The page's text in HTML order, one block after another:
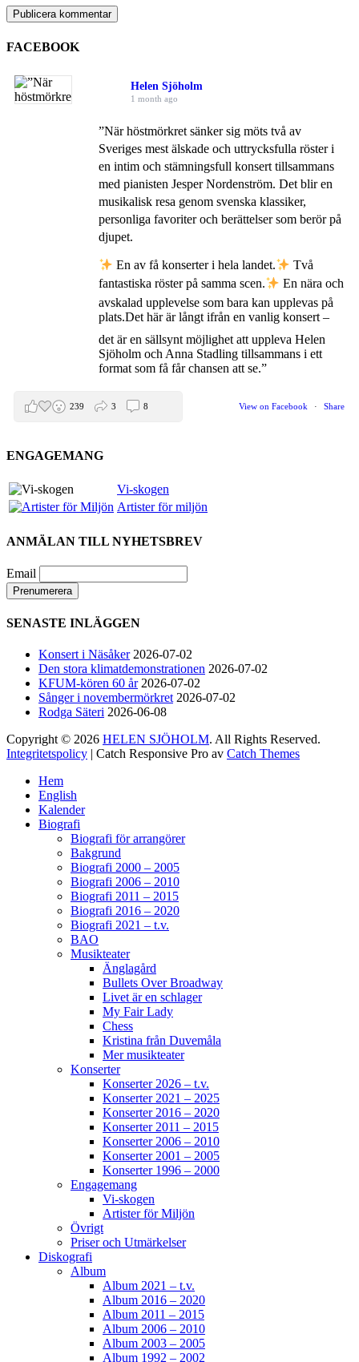
FACEBOOK
Helen Sjöholm
1 month ago
”När höstmörkret sänker sig möts två av
Sveriges mest älskade och uttrycksfulla röster i
en intim och stämningsfull konsert tillsammans
med pianisten Jesper Nordenström. Det blir en
musikalisk resa genom svenska klassiker,
personliga favoriter och berättelser som berör på
djupet.
En av få konserter i hela landet.
Två
fantastiska röster på samma scen.
En nära och
avskalad upplevelse som bara kan upplevas på
plats.Det här är långt ifrån en vanlig konsert –
det är en sällsynt möjlighet att uppleva Helen
Sjöholm och Anna Stadling tillsammans i ett
format som få får chansen att se.”
View on Facebook · Share
239 3 8
Den 5 juni blir det skön konsert med Nimbus på
Nimbus är Melvin Andreassen/ Adil Backman &
Ruben Granditsky och de är för kvällen
Helen Sjöholm
2 months ago
Hurra!!
Nu släpps biljetterna till ”Ritsch Ratsch på
gäng att få hänga med under december.
med oss ni med!
Ticketmaster.se. Välkomna! / Helen
129 7 4
Helen Sjöholm
2 months ago
Fler biljetter släppta. Vi ses i Näsåker den 15
augusti.
861 10
Helen Sjöholm
3 months ago
JOJJE
Det är fortfarande helt overkligt att du är borta.
Jag fattar inte ... vi jobbade ju ihop bara några
dagar innan du lämnade oss. Allt var som vanligt
- du spelade så fantastiskt.
frukostarna, middagarna, samtalen. Tack för din
vänskap och alla de 26 åren vi spelade
tillsammans. Din humor, öppenhet, generositet.
Din gränslösa musikalitet, erfarenhet och
närvaro i samspelet.Det du och Martin
(Östergren) hade ihop var unikt!
ENGAGEMANG
Vi-skogen
Artister för miljön
ANMÄLAN TILL NYHETSBREV
Email
SENASTE INLÄGGEN
Konsert i Näsåker 2026-07-02
Den stora klimatdemonstrationen 2026-07-02
KFUM-kören 60 år 2026-07-02
Sånger i novembermörkret 2026-07-02
Rodga Säteri 2026-06-08
Copyright © 2026 HELEN SJÖHOLM. All Rights Reserved.
Integritetspolicy | Catch Responsive Pro av Catch Themes
Hem
English
Kalender
Biografi
Biografi för arrangörer
Bakgrund
Biografi 2000 – 2005
Biografi 2006 – 2010
Biografi 2011 – 2015
Biografi 2016 – 2020
Biografi 2021 – t.v.
BAO
Musikteater
Änglagård
Bullets Over Broadway
Livet är en schlager
My Fair Lady
Chess
Kristina från Duvemåla
Mer musikteater
Konserter
Konserter 2026 – t.v.
Konserter 2021 – 2025
Konserter 2016 – 2020
Konserter 2011 – 2015
Konserter 2006 – 2010
Konserter 2001 – 2005
Konserter 1996 – 2000
Engagemang
Vi-skogen
Artister för Miljön
Övrigt
Priser och Utmärkelser
Diskografi
Album
Album 2021 – t.v.
Album 2016 – 2020
Album 2011 – 2015
Album 2006 – 2010
Album 2003 – 2005
Album 1992 – 2002